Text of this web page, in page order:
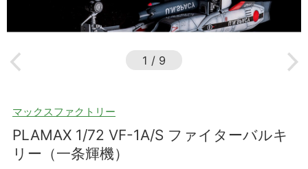
1 / 9
マックスファクトリー
PLAMAX 1/72 VF-1A/S ファイターバルキ
リー（一条輝機）